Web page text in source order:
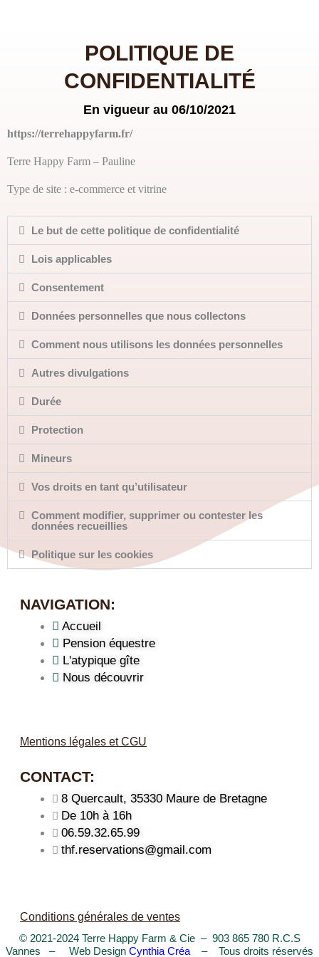
POLITIQUE DE
CONFIDENTIALITÉ
En vigueur au 06/10/2021
https://terrehappyfarm.fr/
Terre Happy Farm – Pauline
Type de site : e-commerce et vitrine
Le but de cette politique de confidentialité
Lois applicables
Consentement
Données personnelles que nous collectons
Comment nous utilisons les données personnelles
Autres divulgations
Durée
Protection
Mineurs
Vos droits en tant qu’utilisateur
Comment modifier, supprimer ou contester les
données recueillies
Politique sur les cookies
NAVIGATION:
Accueil
Pension équestre
L'atypique gîte
Nous découvrir
Mentions légales et CGU
CONTACT:
8 Quercault, 35330 Maure de Bretagne
De 10h à 16h
06.59.32.65.99
thf.reservations@gmail.com
Conditions générales de ventes
© 2021-2024 Terre Happy Farm & Cie – 903 865 780 R.C.S
Vannes – Web Design Cynthia Créa – Tous droits réservés